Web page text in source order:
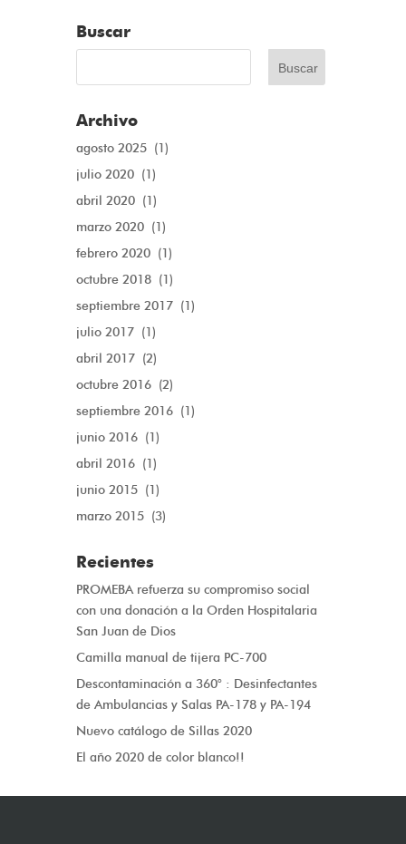
Buscar
Archivo
agosto 2025 (1)
julio 2020 (1)
abril 2020 (1)
marzo 2020 (1)
febrero 2020 (1)
octubre 2018 (1)
septiembre 2017 (1)
julio 2017 (1)
abril 2017 (2)
octubre 2016 (2)
septiembre 2016 (1)
junio 2016 (1)
abril 2016 (1)
junio 2015 (1)
marzo 2015 (3)
Recientes
PROMEBA refuerza su compromiso social
con una donación a la Orden Hospitalaria
San Juan de Dios
Camilla manual de tijera PC-700
Descontaminación a 360° : Desinfectantes
de Ambulancias y Salas PA-178 y PA-194
Nuevo catálogo de Sillas 2020
El año 2020 de color blanco!!